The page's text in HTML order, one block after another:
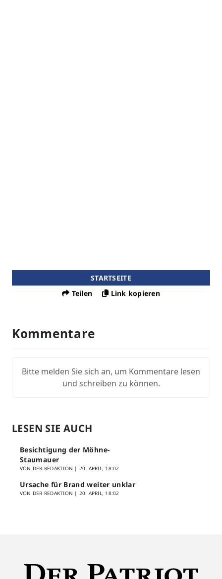
STARTSEITE
Teilen
Link kopieren
Kommentare
Bitte melden Sie sich an, um Kommentare lesen
und schreiben zu können.
LESEN SIE AUCH
Besichtigung der Möhne-
Staumauer
VON DER REDAKTION | 20. APRIL, 18:02
Ursache für Brand weiter unklar
VON DER REDAKTION | 20. APRIL, 18:02